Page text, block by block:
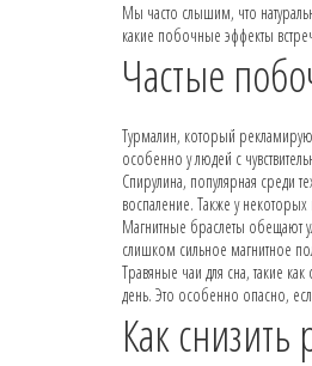
Мы часто слышим, что
какие побочные эффекты
Частые
Турмалин, который
особенно у людей с
Спирулина, популярная среди
воспаление. Также у
Магнитные браслеты обещают
слишком сильное магнитное
Травяные чаи для сна, такие
день. Это особенно опасно,
Как